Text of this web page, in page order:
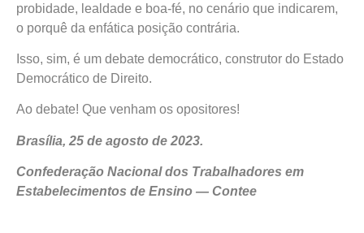
probidade, lealdade e boa-fé, no cenário que indicarem,
o porquê da enfática posição contrária.
Isso, sim, é um debate democrático, construtor do Estado
Democrático de Direito.
Ao debate! Que venham os opositores!
Brasília, 25 de agosto de 2023.
Confederação Nacional dos Trabalhadores em
Estabelecimentos de Ensino — Contee